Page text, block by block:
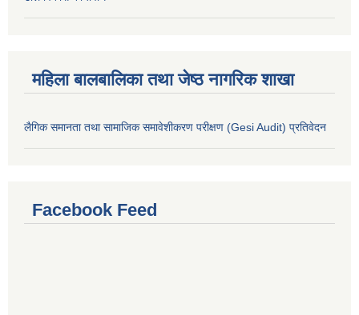
महिला बालबालिका तथा जेष्ठ नागरिक शाखा
लैगिक समानता तथा सामाजिक समावेशीकरण परीक्षण (Gesi Audit) प्रतिवेदन
Facebook Feed